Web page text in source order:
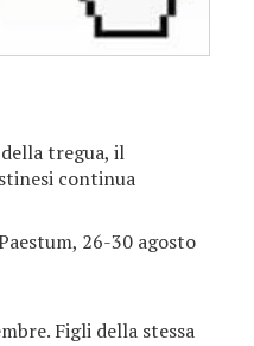
tregua, il
continua
26-30 agosto
Figli della stessa